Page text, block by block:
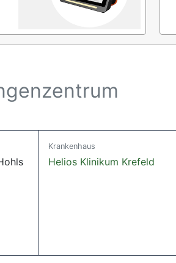
Krankenhaus
Helios Klinikum Krefeld